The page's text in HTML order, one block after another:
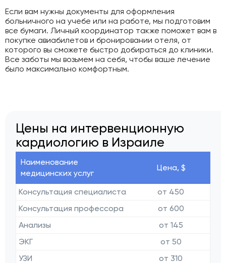
Если вам нужны документы для оформления
больничного на учебе или на работе, мы подготовим
все бумаги. Личный координатор также поможет вам в
покупке авиабилетов и бронировании отеля, от
которого вы сможете быстро добираться до клиники.
Все заботы мы возьмем на себя, чтобы ваше лечение
было максимально комфортным.
Цены на интервенционную
кардиологию в Израиле
Наименование
медицинских услуг
Цена, $
Консультация специалиста
от 450
Консультация профессора
от 600
Анализы
от 145
ЭКГ
от 50
УЗИ
от 310